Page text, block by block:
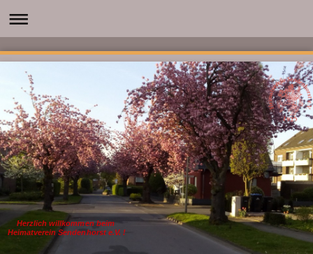
Herzlich willkommen beim
Heimatverein Sendenhorst e.V. !